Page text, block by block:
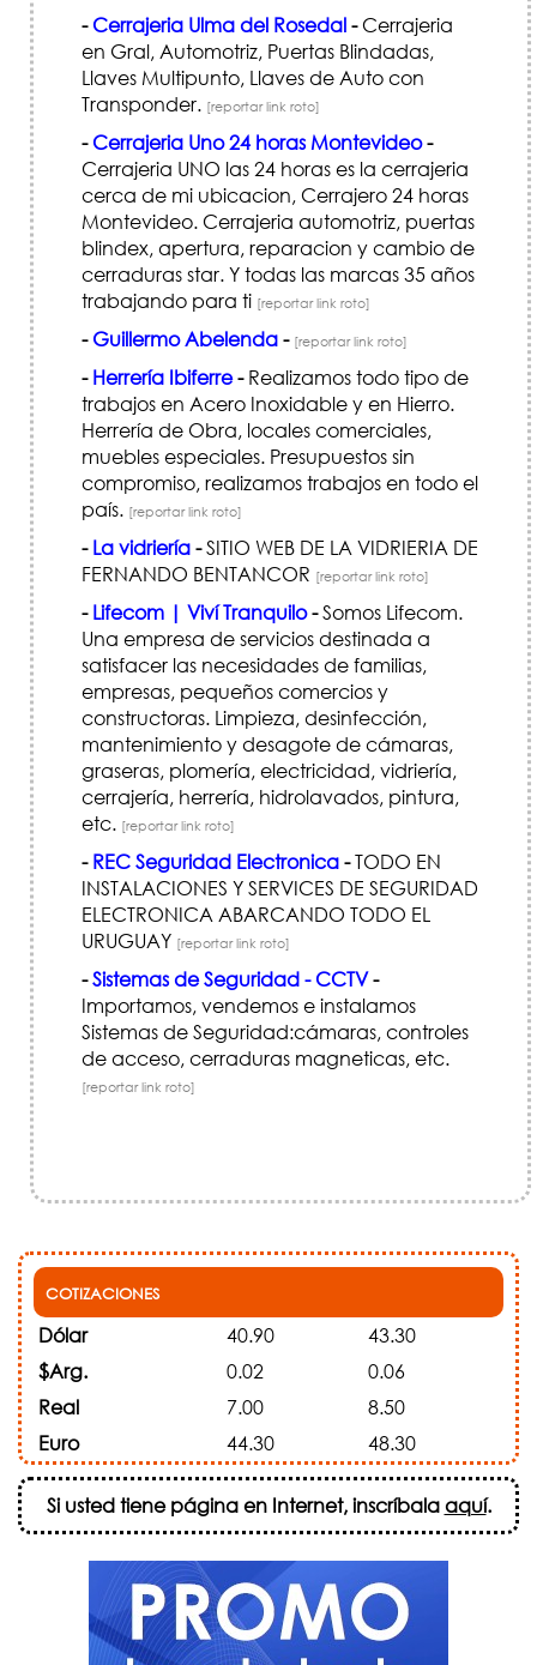
-Cerrajeria Ulma del Rosedal-Cerrajeria
en Gral, Automotriz, Puertas Blindadas,
Llaves Multipunto, Llaves de Auto con
Transponder. [reportar link roto]
-Cerrajeria Uno 24 horas Montevideo-
Cerrajeria UNO las 24 horas es la cerrajeria
cerca de mi ubicacion, Cerrajero 24 horas
Montevideo. Cerrajeria automotriz, puertas
blindex, apertura, reparacion y cambio de
cerraduras star. Y todas las marcas 35 años
trabajando para ti [reportar link roto]
- Guillermo Abelenda- [reportar link roto]
- Herrería Ibiferre-Realizamos todo tipo de
trabajos en Acero Inoxidable y en Hierro.
Herrería de Obra, locales comerciales,
muebles especiales. Presupuestos sin
compromiso, realizamos trabajos en todo el
país. [reportar link roto]
- La vidriería-SITIO WEB DE LA VIDRIERIA DE
FERNANDO BENTANCOR [reportar link roto]
- Lifecom | Viví Tranquilo-Somos Lifecom.
Una empresa de servicios destinada a
satisfacer las necesidades de familias,
empresas, pequeños comercios y
constructoras. Limpieza, desinfección,
mantenimiento y desagote de cámaras,
graseras, plomería, electricidad, vidriería,
cerrajería, herrería, hidrolavados, pintura,
etc. [reportar link roto]
- REC Seguridad Electronica-TODO EN
INSTALACIONES Y SERVICES DE SEGURIDAD
ELECTRONICA ABARCANDO TODO EL
URUGUAY [reportar link roto]
-Sistemas de Seguridad - CCTV-
Importamos, vendemos e instalamos
Sistemas de Seguridad:cámaras, controles
de acceso, cerraduras magneticas, etc.
[reportar link roto]
COTIZACIONES
Dólar 40.90
43.30
$Arg.
0.02
0.06
Real
7.00
8.50
Euro
44.30 48.30
Si usted tiene página en Internet, inscríbalaaquí.